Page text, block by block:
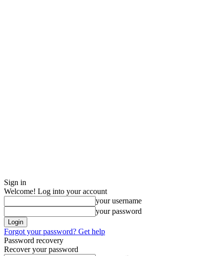
Sign in
Welcome! Log into your account
your username
your password
Forgot your password? Get help
Password recovery
Recover your password